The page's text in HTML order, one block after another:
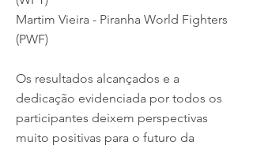
Martim Vieira - Piranha World Fighters
(PWF)
Os resultados alcançados e a
dedicação evidenciada por todos os
participantes deixem perspectivas
muito positivas para o futuro da